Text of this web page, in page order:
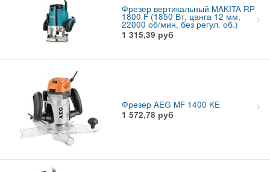
Фрезер вертикальный MAKITA RP
1800 F (1850 Вт, цанга 12 мм,
22000 об/мин, без регул. об.)
1 315,39 руб
Фрезер AEG MF 1400 KE
1 572,78 руб